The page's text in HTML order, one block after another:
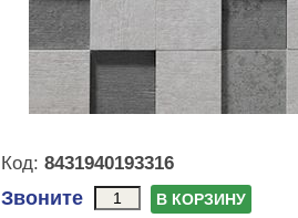
Код: 8431940193316
Звоните В КОРЗИНУ